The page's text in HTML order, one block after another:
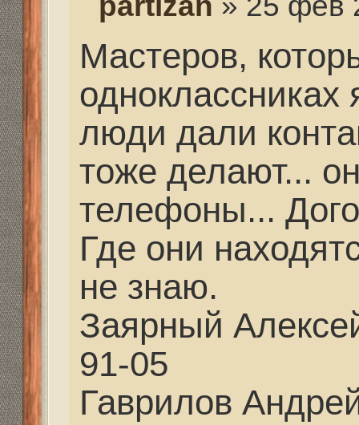
partizan» 27 фев 2021,
Миш, Вадим Раевский
нужно что-то... то
поможет...
Re: Как и где купить
Дальнобойное-
Mikhalich» 27 фев
partizan писал(а):
Миш, Вадим
если нужно что-то...
звонил, он поможет...